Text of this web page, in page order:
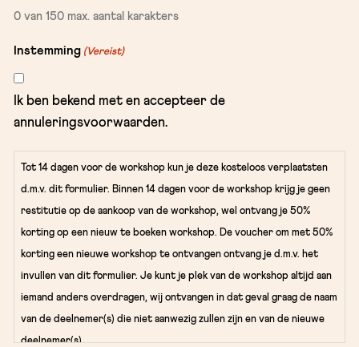
0 van 150 max. aantal karakters
Instemming (Vereist)
Ik ben bekend met en accepteer de
annuleringsvoorwaarden.
Tot 14 dagen voor de workshop kun je deze kosteloos verplaatsten
d.m.v. dit formulier. Binnen 14 dagen voor de workshop krijg je geen
restitutie op de aankoop van de workshop, wel ontvang je 50%
korting op een nieuw te boeken workshop. De voucher om met 50%
korting een nieuwe workshop te ontvangen ontvang je d.m.v. het
invullen van dit formulier. Je kunt je plek van de workshop altijd aan
iemand anders overdragen, wij ontvangen in dat geval graag de naam
van de deelnemer(s) die niet aanwezig zullen zijn en van de nieuwe
deelnemer(s)